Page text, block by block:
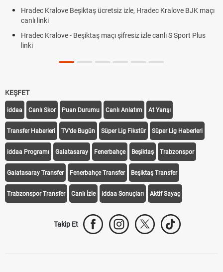
Hradec Kralove Beşiktaş ücretsiz izle, Hradec Kralove BJK maçı
canlı linki
Hradec Kralove - Beşiktaş maçı şifresiz izle canlı S Sport Plus
linki
KEŞFET
iddaa Canlı Skor Puan Durumu Canlı Anlatım At Yarışı
Transfer Haberleri TV'de Bugün Süper Lig Fikstür Süper Lig Haberleri
iddaa Programı Galatasaray Fenerbahçe Beşiktaş Trabzonspor
Galatasaray Transfer Fenerbahçe Transfer Beşiktaş Transfer
Trabzonspor Transfer Canlı İzle iddaa Sonuçları Aktif Sayaç
Takip Et